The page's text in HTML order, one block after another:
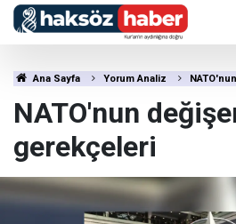
Ana Sayfa Yorum Analiz
NATO'nun
gerekçeleri